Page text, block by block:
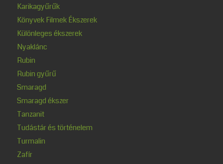
Karikagyűrűk
Könyvek Filmek Ékszerek
Különleges ékszerek
Nyaklánc
Rubin
Rubin gyűrű
Smaragd
Smaragd ékszer
Tanzanit
Tudástár és történelem
Turmalin
Zafír